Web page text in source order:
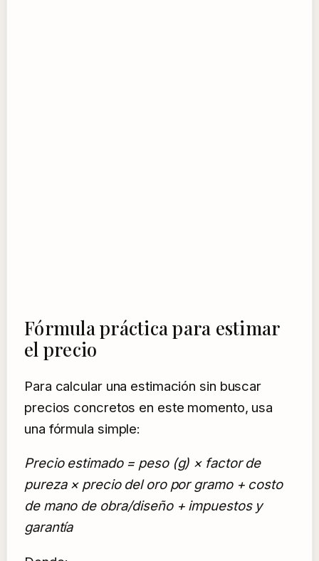
Fórmula práctica para estimar
el precio
Para calcular una estimación sin buscar
precios concretos en este momento, usa
una fórmula simple:
Precio estimado = peso (g) × factor de
pureza × precio del oro por gramo + costo
de mano de obra/diseño + impuestos y
garantía